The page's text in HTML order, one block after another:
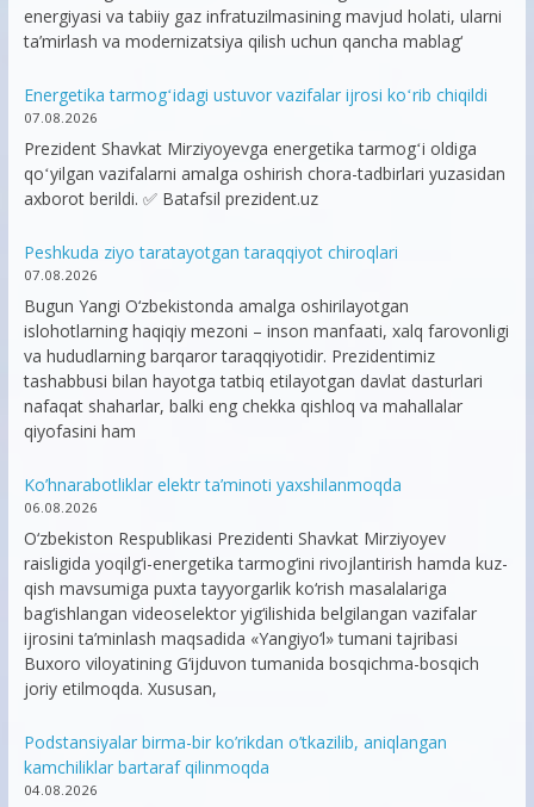
energiyasi va tabiiy gaz infratuzilmasining mavjud holati, ularni
ta’mirlash va modernizatsiya qilish uchun qancha mablag‘
Energetika tarmogʻidagi ustuvor vazifalar ijrosi koʻrib chiqildi
07.08.2026
Prezident Shavkat Mirziyoyevga energetika tarmogʻi oldiga
qoʻyilgan vazifalarni amalga oshirish chora-tadbirlari yuzasidan
axborot berildi. ✅ Batafsil prezident.uz
Peshkuda ziyo taratayotgan taraqqiyot chiroqlari
07.08.2026
Bugun Yangi O‘zbekistonda amalga oshirilayotgan
islohotlarning haqiqiy mezoni – inson manfaati, xalq farovonligi
va hududlarning barqaror taraqqiyotidir. Prezidentimiz
tashabbusi bilan hayotga tatbiq etilayotgan davlat dasturlari
nafaqat shaharlar, balki eng chekka qishloq va mahallalar
qiyofasini ham
Ko’hnarabotliklar elektr ta’minoti yaxshilanmoqda
06.08.2026
O‘zbekiston Respublikasi Prezidenti Shavkat Mirziyoyev
raisligida yoqilg‘i-energetika tarmog‘ini rivojlantirish hamda kuz-
qish mavsumiga puxta tayyorgarlik ko‘rish masalalariga
bag‘ishlangan videoselektor yig‘ilishida belgilangan vazifalar
ijrosini ta’minlash maqsadida «Yangiyo‘l» tumani tajribasi
Buxoro viloyatining G‘ijduvon tumanida bosqichma-bosqich
joriy etilmoqda. Xususan,
Podstansiyalar birma-bir ko’rikdan o’tkazilib, aniqlangan
kamchiliklar bartaraf qilinmoqda
04.08.2026